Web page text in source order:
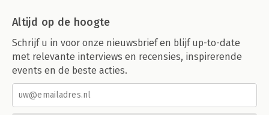
Altijd op de hoogte
Schrijf u in voor onze nieuwsbrief en blijf up-to-date
met relevante interviews en recensies, inspirerende
events en de beste acties.